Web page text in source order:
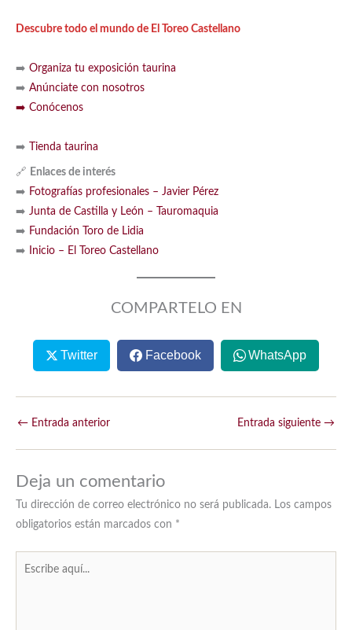
Descubre todo el mundo de El Toreo Castellano
➡️ Organiza tu exposición taurina
➡️ Anúnciate con nosotros
➡️ Conócenos
➡️ Tienda taurina
🔗 Enlaces de interés
➡️ Fotografías profesionales – Javier Pérez
➡️ Junta de Castilla y León – Tauromaquia
➡️ Fundación Toro de Lidia
➡️
Inicio – El Toreo Castellano
COMPARTELO EN
Twitter Facebook WhatsApp
← Entrada anterior Entrada siguiente →
Deja un comentario
Tu dirección de correo electrónico no será publicada. Los campos
obligatorios están marcados con *